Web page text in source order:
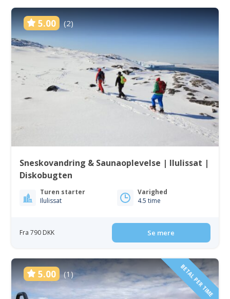
5.00 (2)
Sneskovandring & Saunaoplevelse | Ilulissat |
Diskobugten
Turen starter
Ilulissat
Varighed
4.5 time
Fra 790 DKK Se mere
5.00 (1) BETAL PER TIME